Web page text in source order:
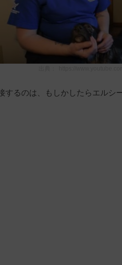
するのは、もしかしたらエルシ